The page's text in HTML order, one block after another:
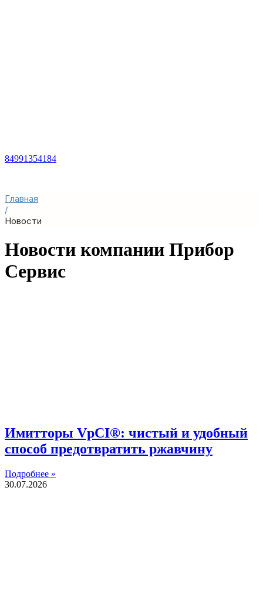
84991354184
Главная
/
Новости
Новости компании Прибор
Сервис
Имитторы VpCI®: чистый и удобный
способ предотвратить ржавчину
Подробнее »
30.07.2026